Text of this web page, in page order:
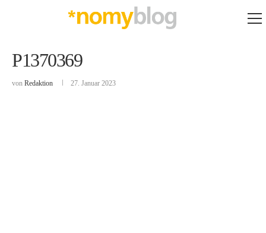
P1370369
von Redaktion 27. Januar 2023